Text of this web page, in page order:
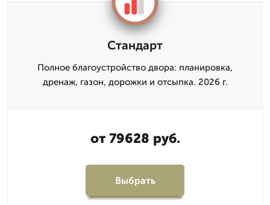
Стандарт
Полное благоустройство двора: планировка,
дренаж, газон, дорожки и отсыпка. 2026 г.
от 79628 руб.
Выбрать